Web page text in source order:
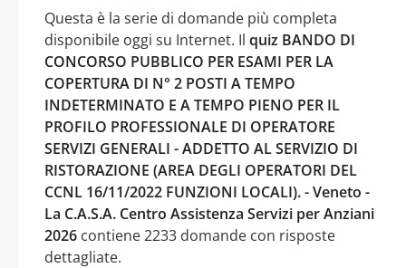
Questa è la serie di domande più completa
disponibile oggi su Internet. Il quiz BANDO DI
CONCORSO PUBBLICO PER ESAMI PER LA
COPERTURA DI N° 2 POSTI A TEMPO
INDETERMINATO E A TEMPO PIENO PER IL
PROFILO PROFESSIONALE DI OPERATORE
SERVIZI GENERALI - ADDETTO AL SERVIZIO DI
RISTORAZIONE (AREA DEGLI OPERATORI DEL
CCNL 16/11/2022 FUNZIONI LOCALI). - Veneto -
La C.A.S.A. Centro Assistenza Servizi per Anziani
2026 contiene 2233 domande con risposte
dettagliate.